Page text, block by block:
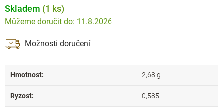
Skladem (1 ks)
11.8.2026
Možnosti doručení
Hmotnost: 2,68 g
Ryzost: 0,585